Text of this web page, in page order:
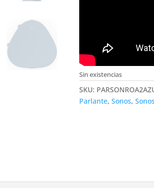
Sin existencias
SKU:
Parlante, Sonos,